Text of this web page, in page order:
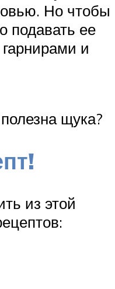
Но чтобы
подавать ее
и
щука?
из этой